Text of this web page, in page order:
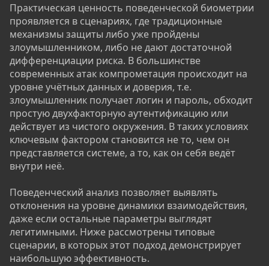
Практическая ценность поведенческой биометрии
проявляется в сценариях, где традиционные
механизмы защиты либо уже пройдены
злоумышленником, либо не дают достаточной
дифференциации риска. В большинстве
современных атак компрометация происходит на
уровне учётных данных и доверия, т.е.
злоумышленник получает логин и пароль, обходит
простую двухфакторную аутентификацию или
действует из чистого окружения. В таких условиях
ключевым фактором становится не то, чем он
представляется системе, а то, как он себя ведёт
внутри неё.
Поведенческий анализ позволяет выявлять
отклонения на уровне динамики взаимодействия,
даже если остальные параметры выглядят
легитимными. Ниже рассмотрены типовые
сценарии, в которых этот подход демонстрирует
наибольшую эффективность.